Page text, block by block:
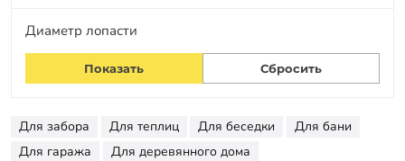
Диаметр лопасти
Для забора Для теплиц Для беседки
Для бани
Для гаража
Для деревянного дома